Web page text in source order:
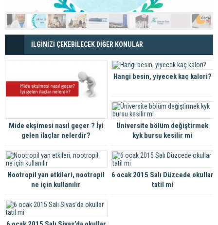
İLGİNİZİ ÇEKEBİLECEK DİĞER KONULAR
Mide ekşimesi nasıl geçer ? İyi
gelen ilaçlar nelerdir?
Hangi besin, yiyecek kaç kalori?
Üniversite bölüm değiştirmek
kyk bursu kesilir mi
Nootropil yan etkileri, nootropil
ne için kullanılır
6 ocak 2015 Salı Düzcede okullar
tatil mi